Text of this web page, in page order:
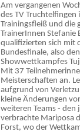
Am vergangenen
des TV Truchtelfingen
Trainingsfleiß und die
TrainerInnen Stefanie
qualifizierten sich mit
Bundesfinale, also
Showwettkampfes
Mit 37
Meisterschaften an.
aufgrund von
kleine Änderungen
weiteren Teams - den
verbrachte Mariposa
Forst, wo der